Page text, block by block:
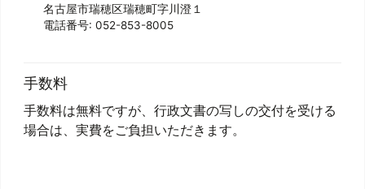
名古屋市瑞穂区瑞穂町字川澄１
電話番号: 052-853-8005
手数料
手数料は無料ですが、行政文書の写しの交付を受ける
場合は、実費をご負担いただきます。